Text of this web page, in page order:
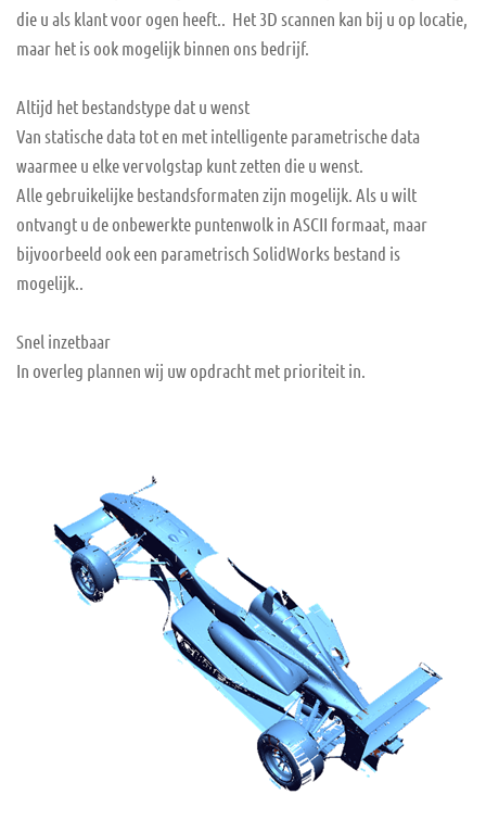
die u als klant voor ogen heeft.. Het 3D scannen kan bij u op locatie,
maar het is ook mogelijk binnen ons bedrijf.
Altijd het bestandstype dat u wenst
Van statische data tot en met intelligente parametrische data
waarmee u elke vervolgstap kunt zetten die u wenst.
Alle gebruikelijke bestandsformaten zijn mogelijk. Als u wilt
ontvangt u de onbewerkte puntenwolk in ASCII formaat, maar
bijvoorbeeld ook een parametrisch SolidWorks bestand is
mogelijk..
Snel inzetbaar
In overleg plannen wij uw opdracht met prioriteit in.